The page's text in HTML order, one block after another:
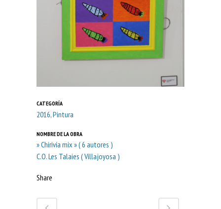
CATEGORÍA
2016, Pintura
NOMBRE DE LA OBRA
» Chirivía mix » ( 6 autores )
C.O. Les Talaies ( Villajoyosa )
Share